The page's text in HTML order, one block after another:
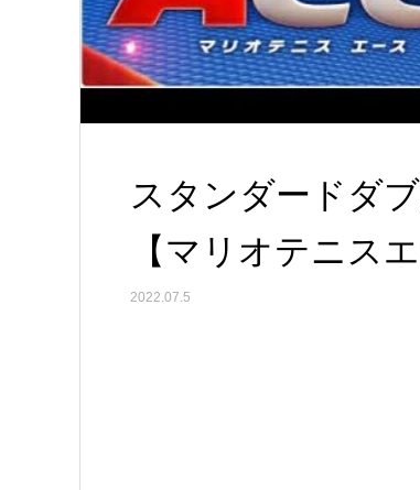
スタンダードダ
【マリオテニス
2022.07.5